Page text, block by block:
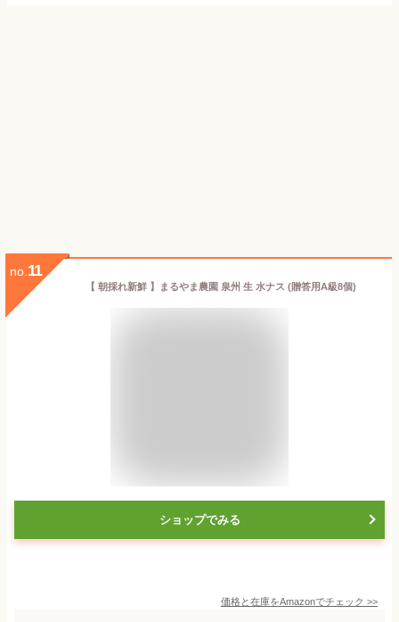
no. 11
【 朝採れ新鮮 】まるやま農園 泉州 生 水ナス (贈答用A級8個)
ショップでみる
価格と在庫をAmazonでチェック >>